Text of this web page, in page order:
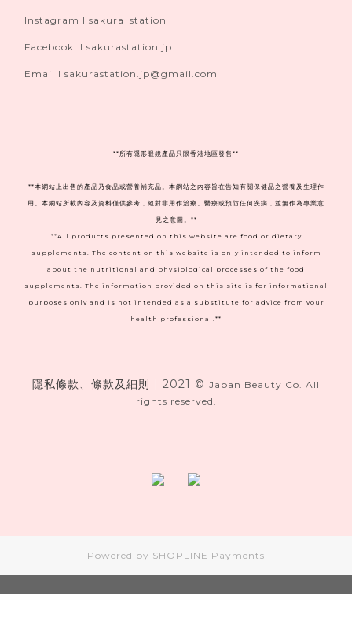
Instagram I sakura_station
Facebook I sakurastation.jp
Email I sakurastation.jp@gmail.com
** 所有隱形眼鏡產品只限香港地區發售**
**本網站上出售的產品乃食品或營養補充品。本網站之內容旨在告知有關保健品之營養及生理作
用。本網站所載內容及資料僅供參考，絕對非用作治療、醫療或預防任何疾病，並無作為專業意
見之意圖。**
**All products presented on this website are food or dietary
supplements. The content on this website is only intended to inform
about the nutritional and physiological processes of the food
supplements. The information provided on this site is for informational
purposes only and is not intended as a substitute for advice from your
health professional.**
隱私條款、條款及細則 2021 © Japan Beauty Co. All
rights reserved.
Powered by SHOPLINE Payments